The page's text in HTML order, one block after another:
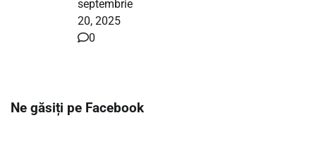
septembrie
20, 2025
0
Ne găsiți pe Facebook